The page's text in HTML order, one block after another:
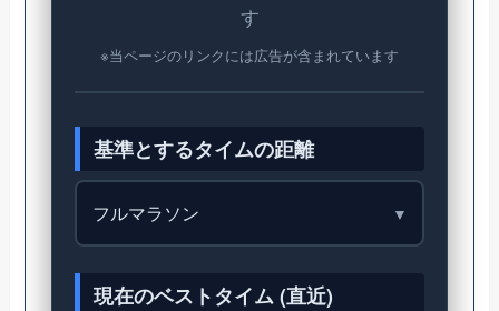
す
※当ページのリンクには広告が含まれています
基準とするタイムの距離
現在のベストタイム (直近)